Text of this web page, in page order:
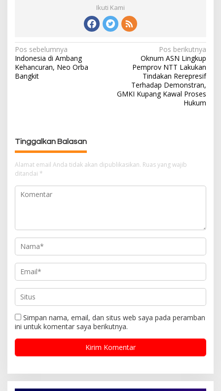
Ikuti Kami
N
a
v
p
o
s
Pos sebelumnya
Indonesia di Ambang
Kehancuran, Neo Orba
Bangkit
Pos berikutnya
Oknum ASN Lingkup
Pemprov NTT Lakukan
Tindakan Rerepresif
Terhadap Demonstran,
GMKI Kupang Kawal Proses
Hukum
Tinggalkan Balasan
Alamat email Anda tidak akan dipublikasikan. Ruas yang wajib
ditandai *
Simpan nama, email, dan situs web saya pada peramban
ini untuk komentar saya berikutnya.